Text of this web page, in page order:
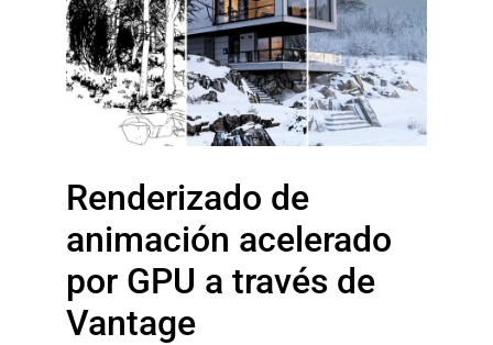
Renderizado de
animación acelerado
por GPU a través de
Vantage